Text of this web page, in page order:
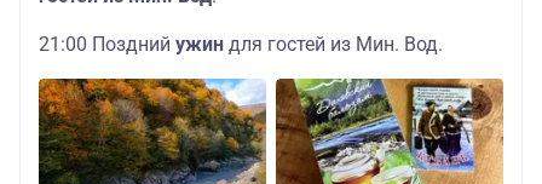
21:00 Поздний ужин для гостей из Мин. Вод.